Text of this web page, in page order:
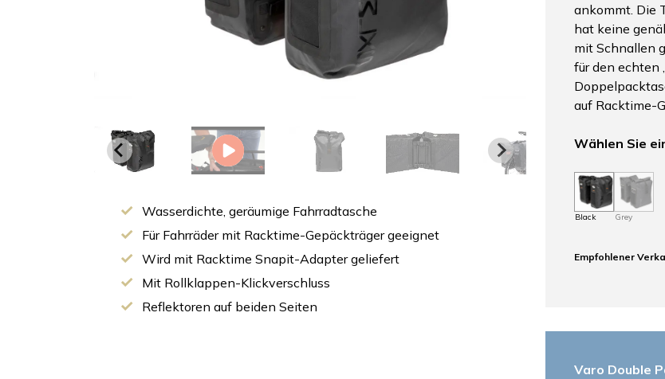
Wasserdichte, geräumige Fahrradtasche
Für Fahrräder mit Racktime-Gepäckträger geeignet
Wird mit Racktime Snapit-Adapter geliefert
Mit Rollklappen-Klickverschluss
Reflektoren auf beiden Seiten
ankommt. Die
hat keine
mit Schnallen
für den echten
auf Racktime-
Wählen Sie
Black Grey
Empfohlener
Varo Double